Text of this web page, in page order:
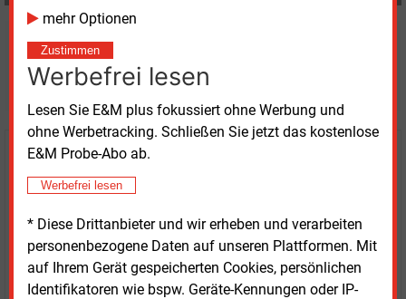
mehr Optionen
Zustimmen
Werbefrei lesen
Lesen Sie E&M plus fokussiert ohne Werbung und
ohne Werbetracking. Schließen Sie jetzt das kostenlose
E&M Probe-Abo ab.
Werbefrei lesen
* Diese Drittanbieter und wir erheben und verarbeiten
personenbezogene Daten auf unseren Plattformen. Mit
auf Ihrem Gerät gespeicherten Cookies, persönlichen
Identifikatoren wie bspw. Geräte-Kennungen oder IP-
Möchten Sie diese und
weitere Nachrichten lesen?
Kaufen Sie den Artikel
nur €2.98